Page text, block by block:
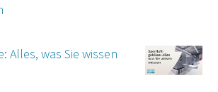
Alles, was Sie wissen